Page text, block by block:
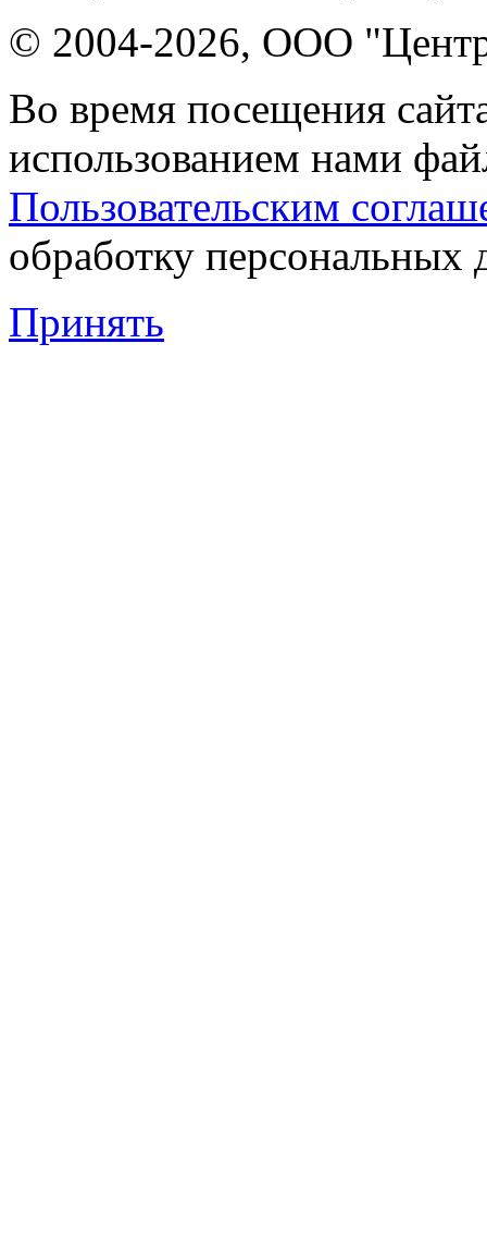
© 2004-2026, ООО "Центр
Во время посещения
использованием нами
Пользовательским
обработку персональных
Принять